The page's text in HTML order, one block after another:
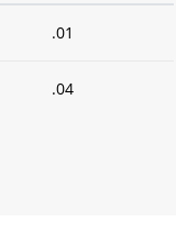
.01
.04